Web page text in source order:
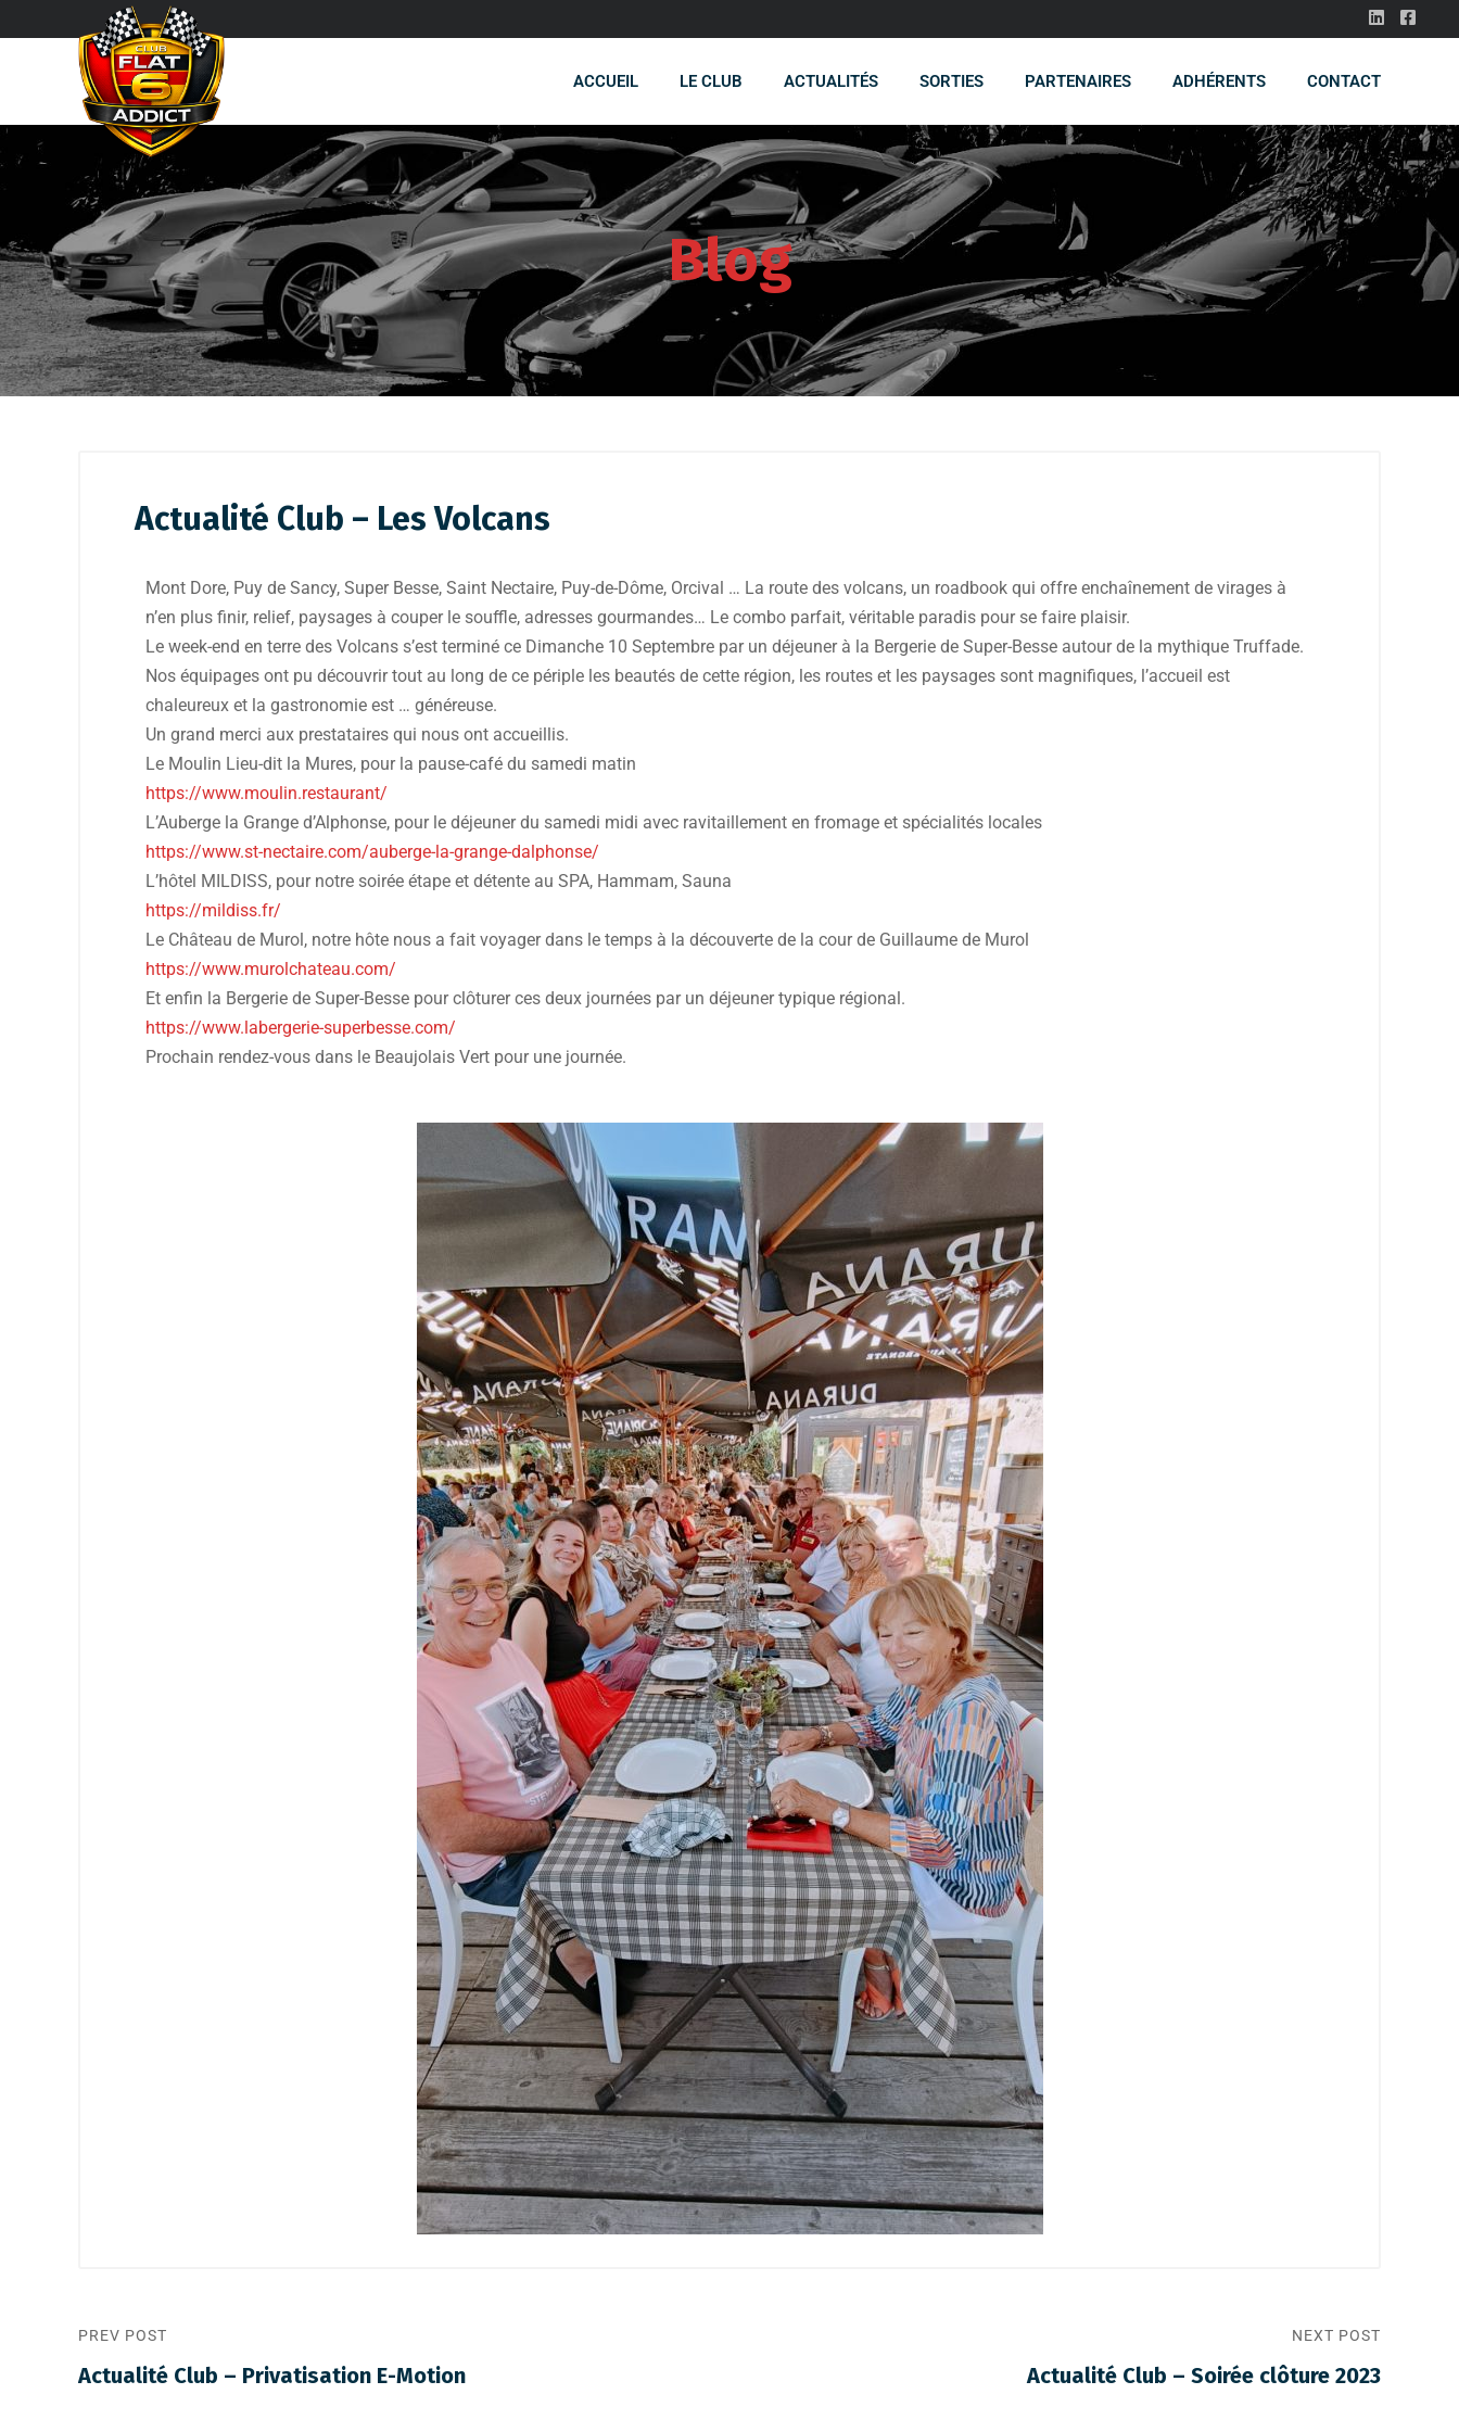
ACCUEIL LE CLUB ACTUALITÉS SORTIES PARTENAIRES ADHÉRENTS CONTACT
Blog
Actualité Club – Les Volcans
Mont Dore, Puy de Sancy, Super Besse, Saint Nectaire, Puy-de-Dôme, Orcival … La route des volcans, un roadbook qui offre enchaînement de virages à
n’en plus finir, relief, paysages à couper le souffle, adresses gourmandes… Le combo parfait, véritable paradis pour se faire plaisir.
Le week-end en terre des Volcans s’est terminé ce Dimanche 10 Septembre par un déjeuner à la Bergerie de Super-Besse autour de la mythique Truffade.
Nos équipages ont pu découvrir tout au long de ce périple les beautés de cette région, les routes et les paysages sont magnifiques, l’accueil est
chaleureux et la gastronomie est … généreuse.
Un grand merci aux prestataires qui nous ont accueillis.
Le Moulin Lieu-dit la Mures, pour la pause-café du samedi matin
https://www.moulin.restaurant/
L’Auberge la Grange d’Alphonse, pour le déjeuner du samedi midi avec ravitaillement en fromage et spécialités locales
https://www.st-nectaire.com/auberge-la-grange-dalphonse/
L’hôtel MILDISS, pour notre soirée étape et détente au SPA, Hammam, Sauna
https://mildiss.fr/
Le Château de Murol, notre hôte nous a fait voyager dans le temps à la découverte de la cour de Guillaume de Murol
https://www.murolchateau.com/
Et enfin la Bergerie de Super-Besse pour clôturer ces deux journées par un déjeuner typique régional.
https://www.labergerie-superbesse.com/
Prochain rendez-vous dans le Beaujolais Vert pour une journée.
PREV POST
Actualité Club – Privatisation E-Motion
NEXT POST
Actualité Club – Soirée clôture 2023